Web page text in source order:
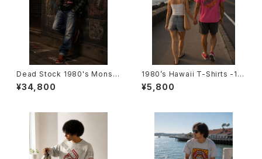
Dead Stock 1980's Monst
ers Of Rock T-Shirts -デッ
ドストック 1982年 モンスター
¥34,800
1980’s Hawaii T-Shirts -19
80年代 ハワイTシャツ-
¥5,800